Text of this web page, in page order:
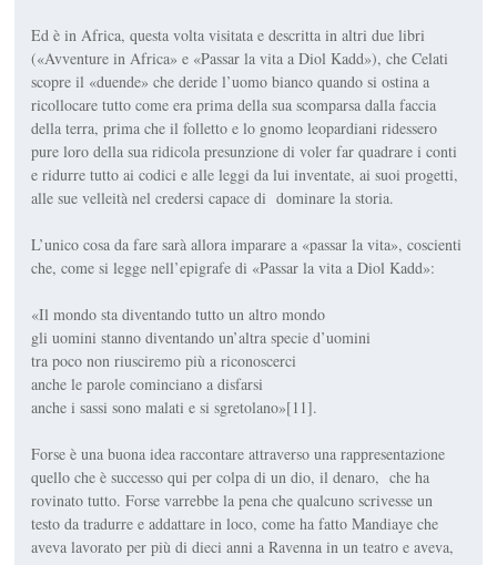
Ed è in Africa, questa volta visitata e descritta in altri due libri
(«Avventure in Africa» e «Passar la vita a Diol Kadd»), che Celati
scopre il «duende» che deride l’uomo bianco quando si ostina a
ricollocare tutto come era prima della sua scomparsa dalla faccia
della terra, prima che il folletto e lo gnomo leopardiani ridessero
pure loro della sua ridicola presunzione di voler far quadrare i conti
e ridurre tutto ai codici e alle leggi da lui inventate, ai suoi progetti,
alle sue velleità nel credersi capace di dominare la storia.
L’unico cosa da fare sarà allora imparare a «passar la vita», coscienti
che, come si legge nell’epigrafe di «Passar la vita a Diol Kadd»:
«Il mondo sta diventando tutto un altro mondo
gli uomini stanno diventando un’altra specie d’uomini
tra poco non riusciremo più a riconoscerci
anche le parole cominciano a disfarsi
anche i sassi sono malati e si sgretolano»[11].
Forse è una buona idea raccontare attraverso una rappresentazione
quello che è successo qui per colpa di un dio, il denaro, che ha
rovinato tutto. Forse varrebbe la pena che qualcuno scrivesse un
testo da tradurre e addattare in loco, come ha fatto Mandiaye che
aveva lavorato per più di dieci anni a Ravenna in un teatro e aveva,